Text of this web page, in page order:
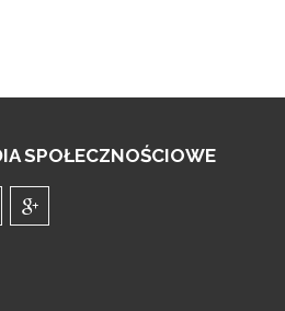
SPOŁECZNOŚCIOWE